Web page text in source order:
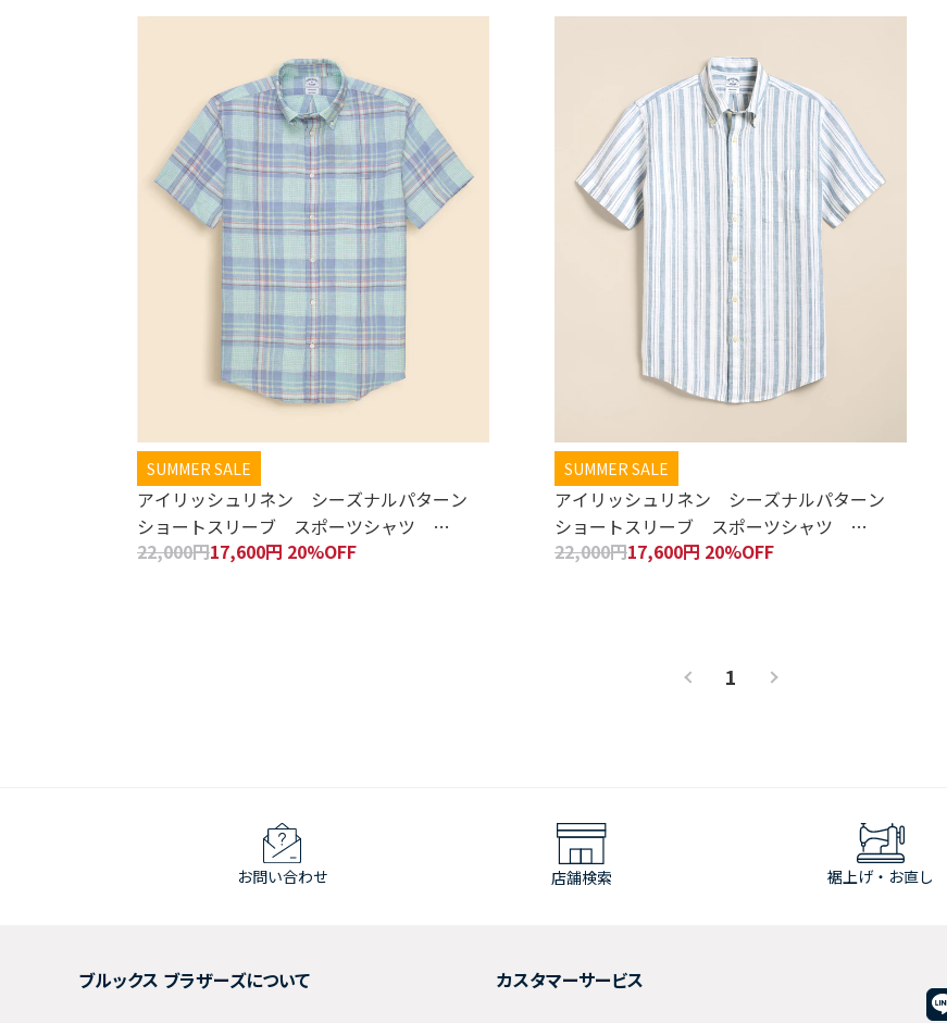
SUMMER SALE
アイリッシュリネン シーズナルパターン
ショートスリーブ スポーツシャツ
Regular Fit
22,000円17,600円 20%OFF
SUMMER SALE
アイリッシュリネン シーズナルパターン
ショートスリーブ スポーツシャツ
Regular Fit
22,000円17,600円 20%OFF
1
お問い合わせ 店舗検索 裾上げ・お直し
ブルックス ブラザーズについて カスタマーサービス